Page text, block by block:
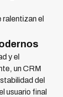
el
y el
un CRM
del
usuario final